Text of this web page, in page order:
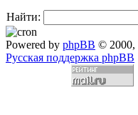
Найти:
Powered by phpBB © 2000,
Русская поддержка phpBB